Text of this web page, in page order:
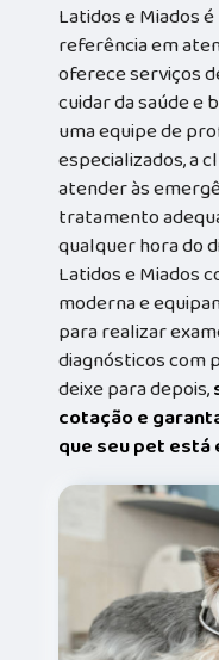
Latidos e Miados é
referência em
oferece serviços
cuidar da saúde e
uma equipe de
especializados, a
atender às
tratamento
qualquer hora do
Latidos e Miados
moderna e
para realizar
diagnósticos com
deixe para depois,
cotação e
que seu pet está